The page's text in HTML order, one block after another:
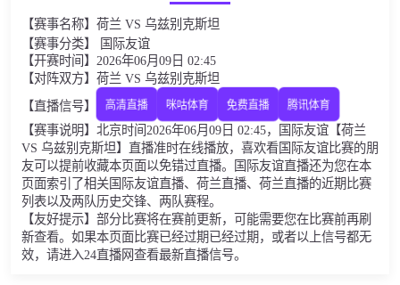
【赛事名称】荷兰 VS 乌兹别克斯坦
【赛事分类】 国际友谊
【开赛时间】2026年06月09日 02:45
【对阵双方】荷兰 VS 乌兹别克斯坦
【直播信号】
高清直播 咪咕体育 免费直播 腾讯体育
【赛事说明】北京时间2026年06月09日 02:45，国际友谊【荷兰
VS 乌兹别克斯坦】直播准时在线播放，喜欢看国际友谊比赛的朋
友可以提前收藏本页面以免错过直播。国际友谊直播还为您在本
页面索引了相关国际友谊直播、荷兰直播、荷兰直播的近期比赛
列表以及两队历史交锋、两队赛程。
【友好提示】部分比赛将在赛前更新，可能需要您在比赛前再刷
新查看。如果本页面比赛已经过期已经过期，或者以上信号都无
效，请进入24直播网查看最新直播信号。